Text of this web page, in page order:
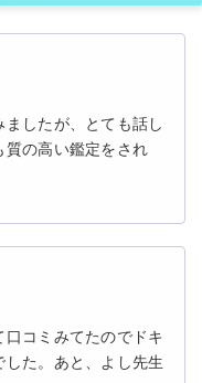
したが、とても話し
質の高い鑑定をされ
コミみてたのでドキ
した。あと、よし先生